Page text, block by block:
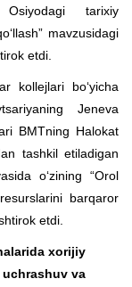
tarixiy
mavzusidagi
etdi.
kollejlari bo‘yicha
Jeneva
BMTning Halokat
tashkil etiladigan
o‘zining “Orol
barqaror
etdi.
xorijiy
va